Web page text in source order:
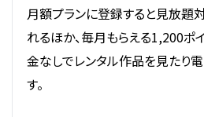
月額プランに登録すると見放題
れるほか、毎月もらえる1,200ポ
金なしでレンタル作品を見たり
す。